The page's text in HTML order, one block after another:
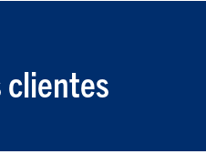
clientes